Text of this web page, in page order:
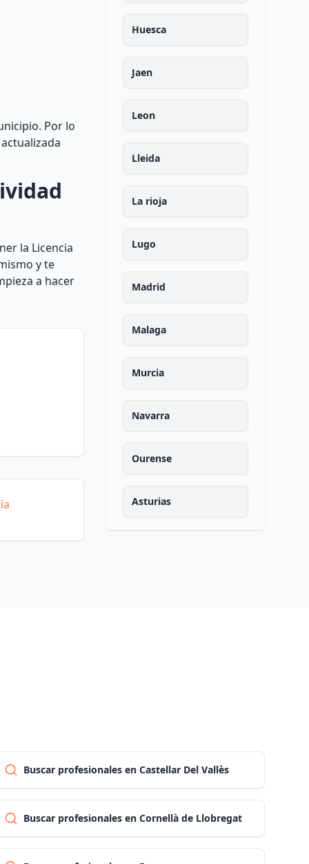
Por lo
la Licencia
y te
a hacer
Huesca
Jaen
Leon
Lleida
La rioja
Lugo
Madrid
Malaga
Murcia
Navarra
Ourense
Asturias
Segovia
Buscar profesionales en Castellar Del Vallès
Buscar profesionales en Cornellà de Llobregat